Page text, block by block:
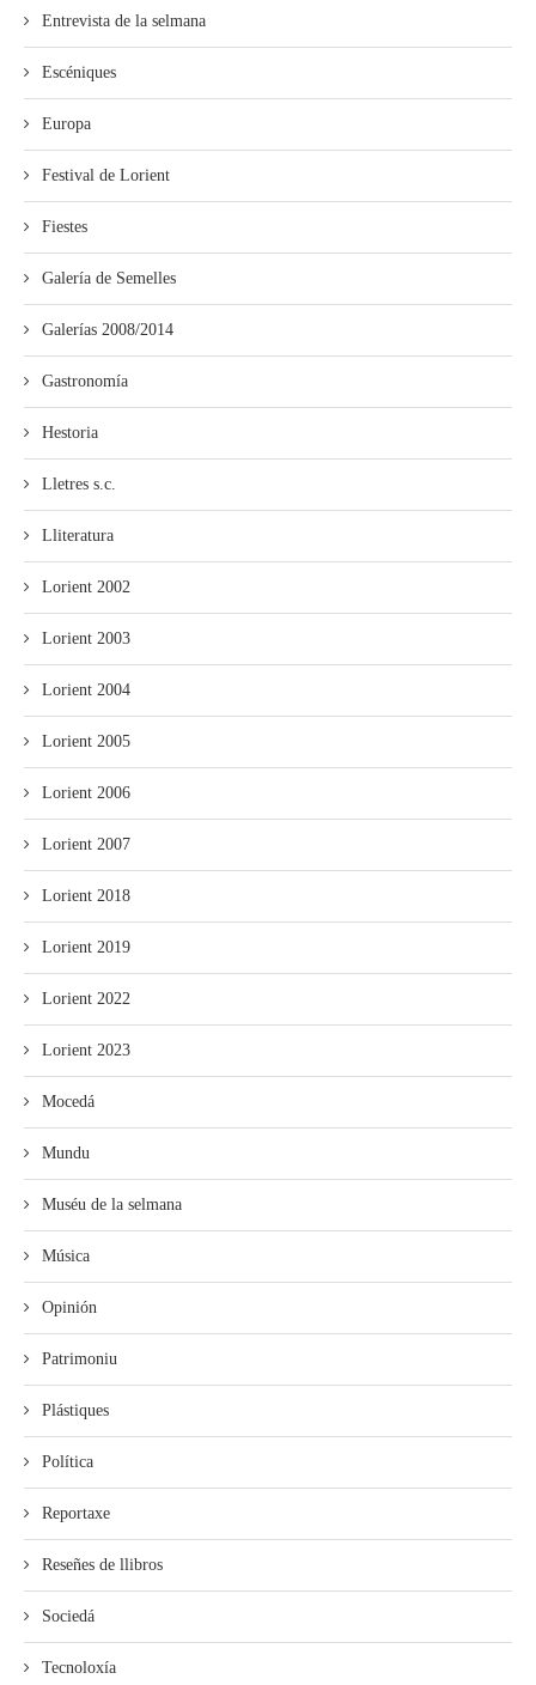
Entrevista de la selmana
Escéniques
Europa
Festival de Lorient
Fiestes
Galería de Semelles
Galerías 2008/2014
Gastronomía
Hestoria
Lletres s.c.
Lliteratura
Lorient 2002
Lorient 2003
Lorient 2004
Lorient 2005
Lorient 2006
Lorient 2007
Lorient 2018
Lorient 2019
Lorient 2022
Lorient 2023
Mocedá
Mundu
Muséu de la selmana
Música
Opinión
Patrimoniu
Plástiques
Política
Reportaxe
Reseñes de llibros
Sociedá
Tecnoloxía